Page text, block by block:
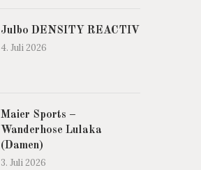
Julbo DENSITY REACTIV
4. Juli 2026
Maier Sports –
Wanderhose Lulaka
(Damen)
3. Juli 2026